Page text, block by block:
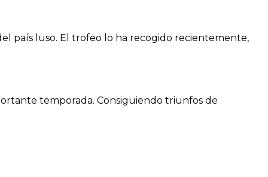
país luso. El trofeo lo ha recogido recientemente,
temporada. Consiguiendo triunfos de